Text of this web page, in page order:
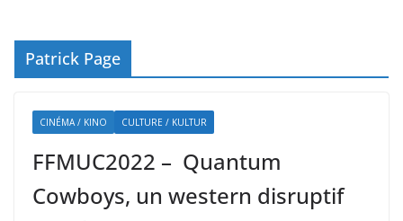
Patrick Page
CINÉMA / KINO CULTURE / KULTUR
FFMUC2022 – Quantum
Cowboys, un western disruptif